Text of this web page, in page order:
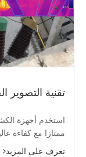
تقنية التصوير
استخدم أجهزة
ممتازا مع كفاءة
تعرف على المزيد